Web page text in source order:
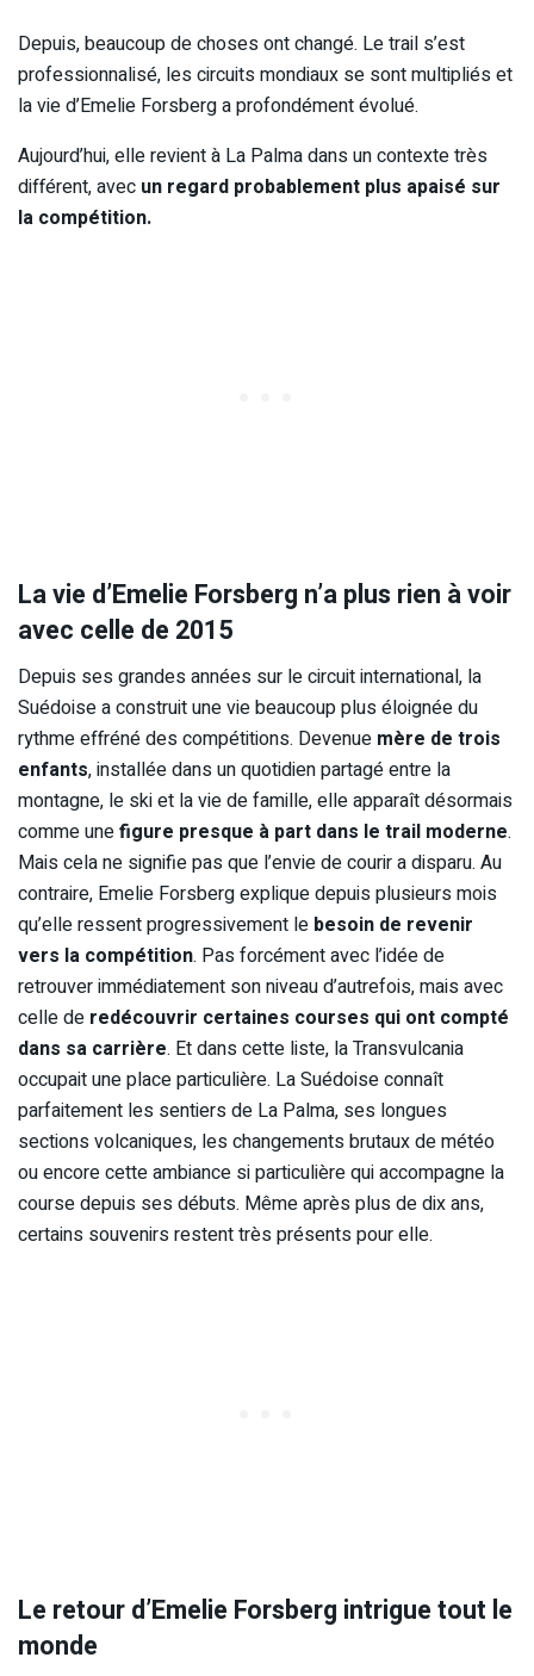
Depuis, beaucoup de choses ont changé. Le trail s’est
professionnalisé, les circuits mondiaux se sont multipliés et
la vie d’Emelie Forsberg a profondément évolué.
Aujourd’hui, elle revient à La Palma dans un contexte très
différent, avec un regard probablement plus apaisé sur
la compétition.
La vie d’Emelie Forsberg n’a plus rien à voir
avec celle de 2015
Depuis ses grandes années sur le circuit international, la
Suédoise a construit une vie beaucoup plus éloignée du
rythme effréné des compétitions. Devenue mère de trois
enfants, installée dans un quotidien partagé entre la
montagne, le ski et la vie de famille, elle apparaît désormais
comme unefigure presque à part dans le trail moderne.
Mais cela ne signifie pas que l’envie de courir a disparu. Au
contraire, Emelie Forsberg explique depuis plusieurs mois
qu’elle ressent progressivement le besoin de revenir
vers la compétition. Pas forcément avec l’idée de
retrouver immédiatement son niveau d’autrefois, mais avec
celle de redécouvrir certaines courses qui ont compté
dans sa carrière. Et dans cette liste, la Transvulcania
occupait une place particulière. La Suédoise connaît
parfaitement les sentiers de La Palma, ses longues
sections volcaniques, les changements brutaux de météo
ou encore cette ambiance si particulière qui accompagne la
course depuis ses débuts. Même après plus de dix ans,
certains souvenirs restent très présents pour elle.
Le retour d’Emelie Forsberg intrigue tout le
monde